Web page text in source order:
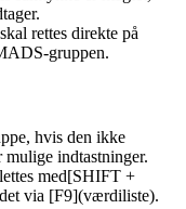
rettes direkte på
gruppen.
hvis den ikke
indtastninger.
med[SHIFT +
via [F9](værdiliste).